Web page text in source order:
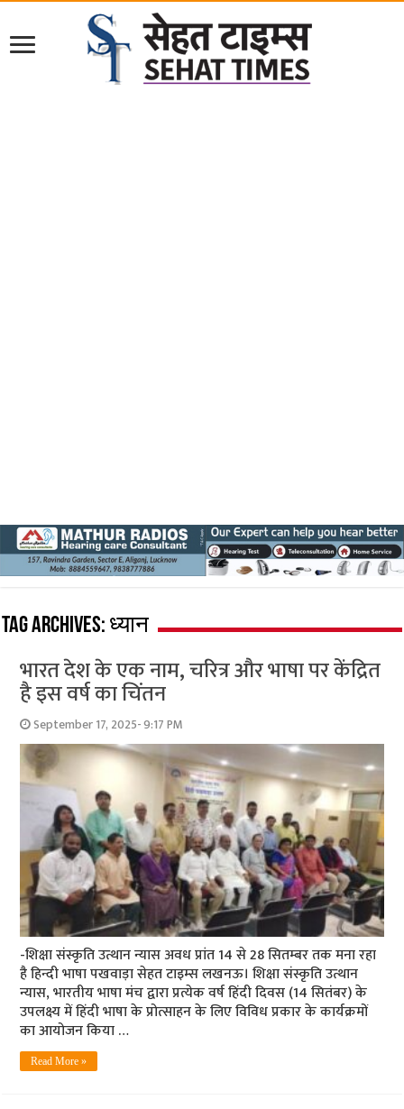
Tag Archives: ध्यान
भारत देश के एक नाम, चरित्र और भाषा पर केंद्रित
है इस वर्ष का चिंतन
September 17, 2025- 9:17 PM
-शिक्षा संस्कृति उत्थान न्यास अवध प्रांत 14 से 28 सितम्बर तक मना रहा
है हिन्दी भाषा पखवाड़ा सेहत टाइम्स लखनऊ। शिक्षा संस्कृति उत्थान
न्यास, भारतीय भाषा मंच द्वारा प्रत्येक वर्ष हिंदी दिवस (14 सितंबर) के
उपलक्ष्य में हिंदी भाषा के प्रोत्साहन के लिए विविध प्रकार के कार्यक्रमों
का आयोजन किया …
Read More »